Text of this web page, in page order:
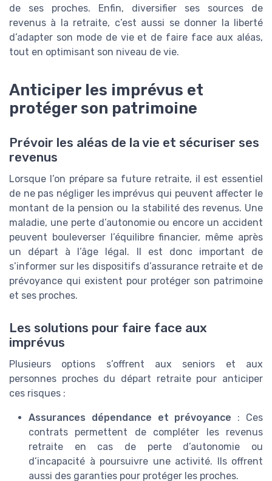
de ses proches. Enfin, diversifier ses sources de
revenus à la retraite, c’est aussi se donner la liberté
d’adapter son mode de vie et de faire face aux aléas,
tout en optimisant son niveau de vie.
Anticiper les imprévus et
protéger son patrimoine
Prévoir les aléas de la vie et sécuriser ses
revenus
Lorsque l’on prépare sa future retraite, il est essentiel
de ne pas négliger les imprévus qui peuvent affecter le
montant de la pension ou la stabilité des revenus. Une
maladie, une perte d’autonomie ou encore un accident
peuvent bouleverser l’équilibre financier, même après
un départ à l’âge légal. Il est donc important de
s’informer sur les dispositifs d’assurance retraite et de
prévoyance qui existent pour protéger son patrimoine
et ses proches.
Les solutions pour faire face aux
imprévus
Plusieurs options s’offrent aux seniors et aux
personnes proches du départ retraite pour anticiper
ces risques :
Assurances dépendance et prévoyance : Ces
contrats permettent de compléter les revenus
retraite en cas de perte d’autonomie ou
d’incapacité à poursuivre une activité. Ils offrent
aussi des garanties pour protéger les proches.